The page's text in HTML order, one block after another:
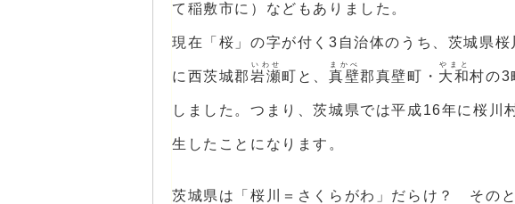
て稲敷市に）などもありました。
現在「桜」の字が付く3自治体のうち、茨城県
に西茨城郡岩瀬
いわせ
町と、 真壁
まかべ
郡真壁町・ 大和
やまと
村の3
しました。つまり、茨城県では平成16年に桜川
生したことになります。
茨城県は「桜川＝さくらがわ」だらけ？ その